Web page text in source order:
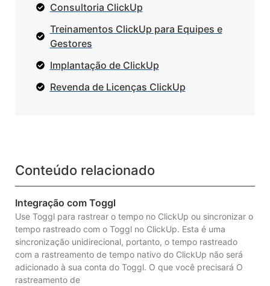
Consultoria ClickUp
Treinamentos ClickUp para Equipes e
Gestores
Implantação de ClickUp
Revenda de Licenças ClickUp
Conteúdo relacionado
Integração com Toggl
Use Toggl para rastrear o tempo no ClickUp ou sincronizar o
tempo rastreado com o Toggl no ClickUp. Esta é uma
sincronização unidirecional, portanto, o tempo rastreado
com a rastreamento de tempo nativo do ClickUp não será
adicionado à sua conta do Toggl. O que você precisará O
rastreamento de